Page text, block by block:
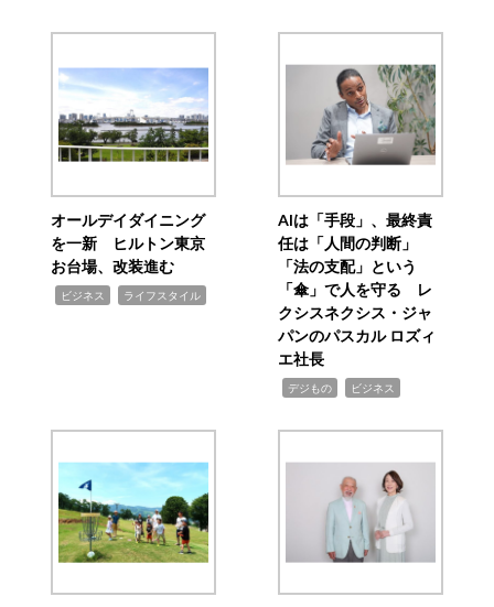
オールデイダイニング
を一新 ヒルトン東京
お台場、改装進む
ビジネス ライフスタイル
AIは「手段」、最終責
任は「人間の判断」
「法の支配」という
「傘」で人を守る レ
クシスネクシス・ジャ
パンのパスカル ロズィ
エ社長
デジもの ビジネス